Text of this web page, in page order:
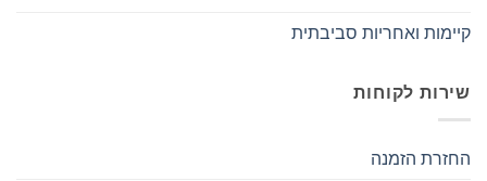
קיימות ואחריות סביבתית
שירות לקוחות
החזרת הזמנה